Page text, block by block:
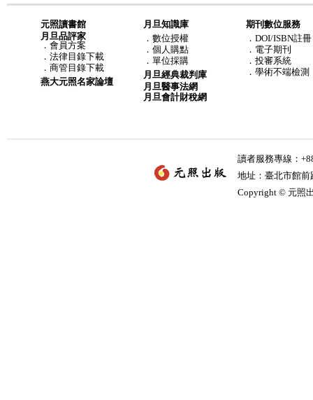
元照讀書館
月旦品評家
． 會員方案
． 法律目錄下載
． 商管目錄下載
燕大元照名家論壇
月旦知識庫
． 數位授權
． 個人購點
． 單位採購
月旦經典裁判庫
月旦醫事法網
月旦會計財稅網
期刊數位服務
．DOI/ISBN註冊
．電子期刊
．投審系統
．學術不端檢測
讀者服務專線：
地址：臺北市館
Copyright © 元照